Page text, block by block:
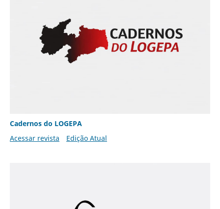
Cadernos do LOGEPA
Acessar revista
Edição Atual